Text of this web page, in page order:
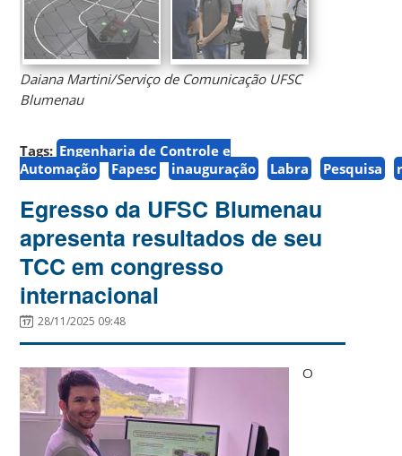
Daiana Martini/Serviço de Comunicação UFSC
Blumenau
Tags: Engenharia de Controle e
Automação
Fapesc inauguração Labra Pesquisa
Egresso da UFSC Blumenau
apresenta resultados de seu
TCC em congresso
internacional
28/11/2025 09:48
O